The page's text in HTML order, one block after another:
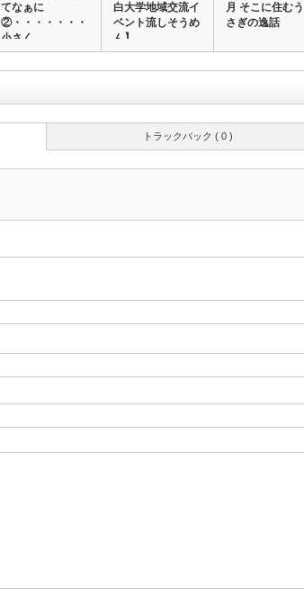
てなぁに
②・・・・・・・
小さく
白大学地域交流イ
ベント流しそうめ
ん】
月 そこに住むう
さぎの逸話
トラックバック ( 0 )